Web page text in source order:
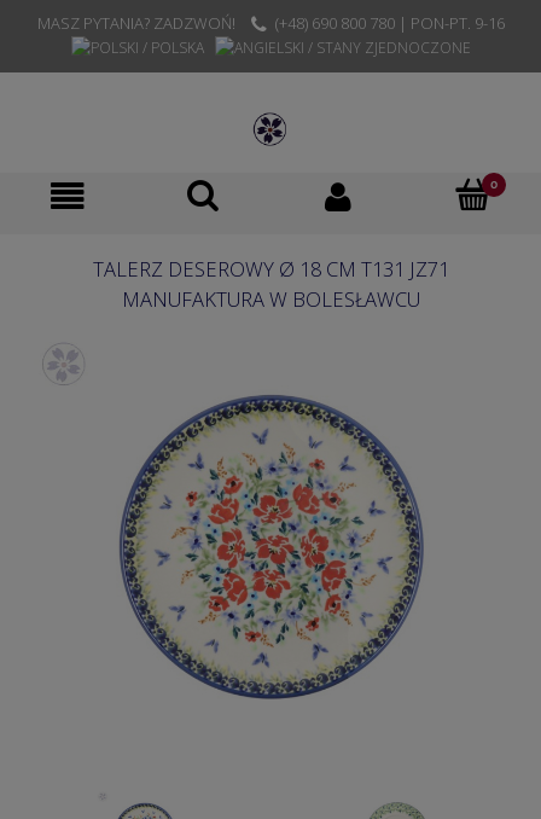
MASZ PYTANIA? ZADZWOŃ! (+48) 690 800 780 | PON-PT. 9-16
TALERZ DESEROWY Ø 18 CM T131 JZ71
MANUFAKTURA W BOLESŁAWCU